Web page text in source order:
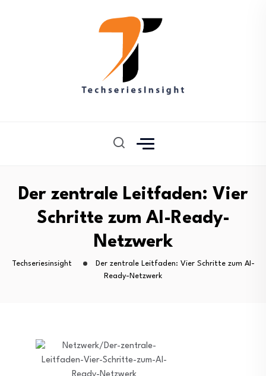
Der zentrale Leitfaden: Vier
Schritte zum AI-Ready-
Netzwerk
Techseriesinsight
Der zentrale Leitfaden: Vier Schritte zum AI-
Ready-Netzwerk